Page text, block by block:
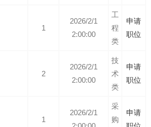
1
2026/2/1
2:00:00
工
程
类
申请
职位
2
2026/2/1
2:00:00
技
术
类
申请
职位
1
2026/2/1
采
购
申请